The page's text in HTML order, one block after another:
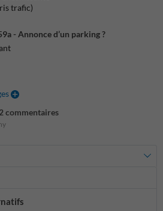
trafic)
- Annonce d’un parking ?
commentaires